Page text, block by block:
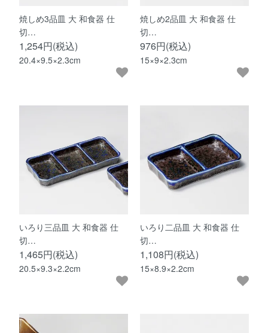
焼しめ3品皿 大 和食器 仕
切…
1,254円(税込)
20.4×9.5×2.3cm
焼しめ2品皿 大 和食器 仕
切…
976円(税込)
15×9×2.3cm
いろり三品皿 大 和食器 仕
切…
1,465円(税込)
20.5×9.3×2.2cm
いろり二品皿 大 和食器 仕
切…
1,108円(税込)
15×8.9×2.2cm